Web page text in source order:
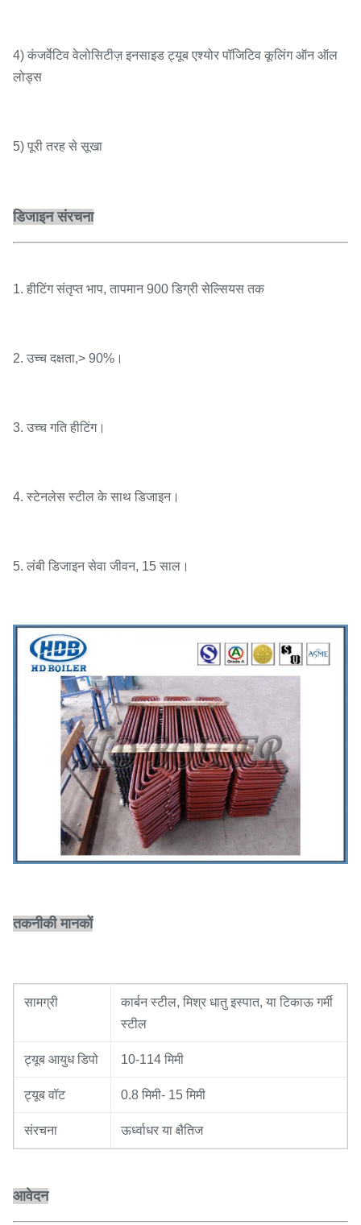
4) कंजर्वेटिव वेलोसिटीज़ इनसाइड ट्यूब एश्योर पॉजिटिव कूलिंग ऑन ऑल
लोड्स
5) पूरी तरह से सूखा
डिजाइन संरचना
1. हीटिंग संतृप्त भाप, तापमान 900 डिग्री सेल्सियस तक
2. उच्च दक्षता,> 90%।
3. उच्च गति हीटिंग।
4. स्टेनलेस स्टील के साथ डिजाइन।
5. लंबी डिजाइन सेवा जीवन, 15 साल।
तकनीकी मानकों
सामग्री
कार्बन स्टील, मिश्र धातु इस्पात, या टिकाऊ गर्मी
स्टील
ट्यूब आयुध डिपो 10-114 मिमी
ट्यूब वॉट 0.8 मिमी- 15 मिमी
संरचना ऊर्ध्वाधर या क्षैतिज
आवेदन